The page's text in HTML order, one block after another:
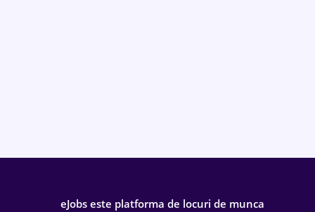
eJobs este platforma de locuri de munca